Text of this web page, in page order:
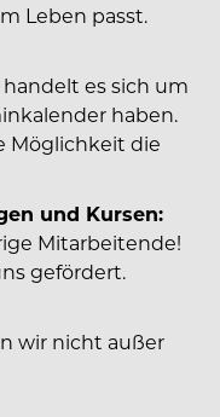
Leben passt.
es sich um
haben.
Möglichkeit die
und Kursen:
Mitarbeitende!
gefördert.
wir nicht außer